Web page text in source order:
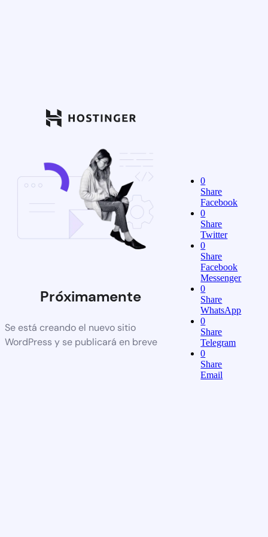
Próximamente
Se está creando el nuevo sitio
WordPress y se publicará en breve
0
Share
Facebook
0
Share
Twitter
0
Share
Facebook
Messenger
0
Share
WhatsApp
0
Share
Telegram
0
Share
Email